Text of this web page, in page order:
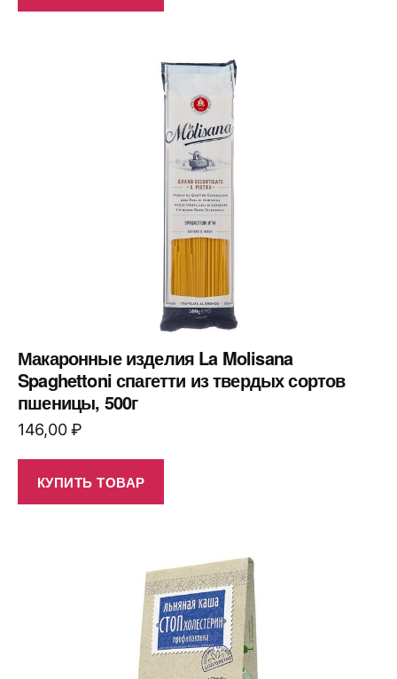
Макаронные изделия La Molisana
Spaghettoni спагетти из твердых сортов
пшеницы, 500г
146,00₽
КУПИТЬ ТОВАР